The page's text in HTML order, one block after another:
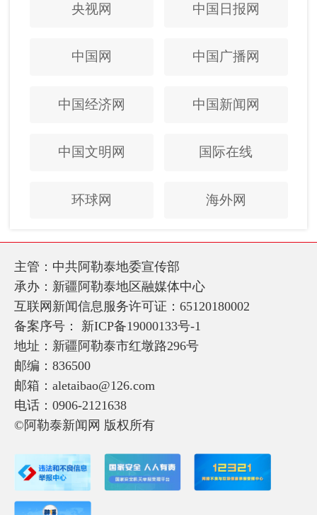
央视网 中国日报网
中国网 中国广播网
中国经济网 中国新闻网
中国文明网 国际在线
环球网 海外网
主管：中共阿勒泰地委宣传部
承办：新疆阿勒泰地区融媒体中心
互联网新闻信息服务许可证：65120180002
备案序号： 新ICP备19000133号-1
地址：新疆阿勒泰市红墩路296号
邮编：836500
邮箱：aletaibao@126.com
电话：0906-2121638
©阿勒泰新闻网 版权所有